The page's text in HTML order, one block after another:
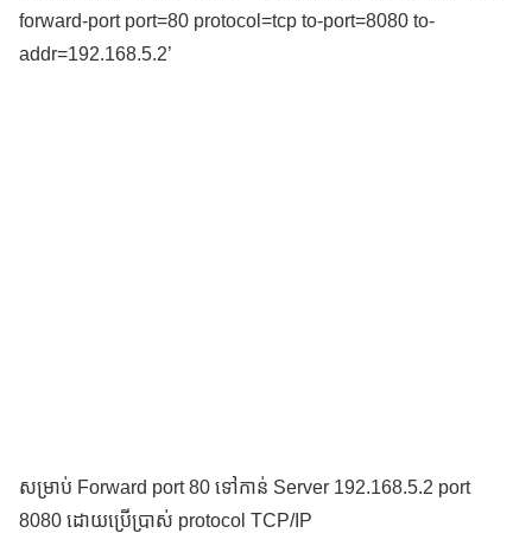
forward-port port=80 protocol=tcp to-port=8080 to-
addr=192.168.5.2’
សម្រាប់ Forward port 80 ទៅកាន់ Server 192.168.5.2 port
8080 ដោយប្រើប្រាស់ protocol TCP/IP